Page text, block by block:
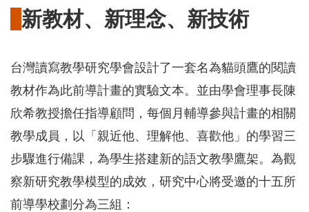
新教材、新理念、新技術
台灣讀寫教學研究學會設計了一套名為貓頭鷹的閱讀
教材作為此前導計畫的實驗文本。並由學會理事長陳
欣希教授擔任指導顧問，每個月輔導參與計畫的相關
教學成員，以「親近他、理解他、喜歡他」的學習三
步驟進行備課，為學生搭建新的語文教學鷹架。為觀
察新研究教學模型的成效，研究中心將受邀的十五所
前導學校劃分為三組：